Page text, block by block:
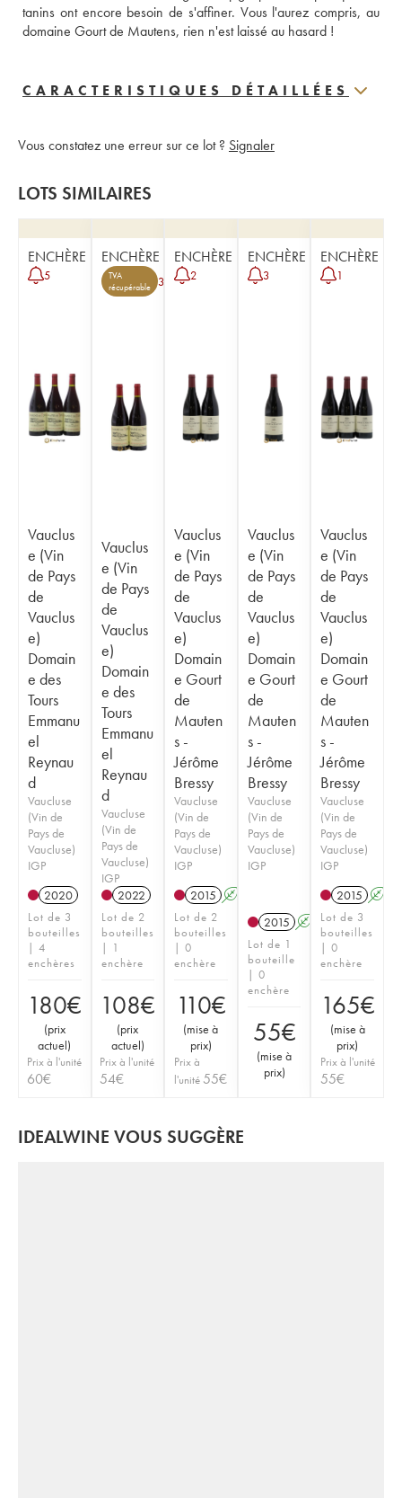
tanins ont encore besoin de s'affiner. Vous l'aurez compris, au
CARACTERISTIQUES DÉTAILLÉES
Vous constatez une erreur sur ce lot ? Signaler
LOTS SIMILAIRES
ENCHÈRE
5
Vauclus
e (Vin
de Pays
de
Vauclus
e)
Domain
e des
Tours
Emmanu
el
Reynau
d
Vaucluse
(Vin de
Pays de
Vaucluse)
IGP
2020
Lot de 3
bouteilles
| 4
enchères
180€
(prix
actuel)
Prix à l'unité
60€
ENCHÈRE
TVA
récupérable
3
Vauclus
e (Vin
de Pays
de
Vauclus
e)
Domain
e des
Tours
Emmanu
el
Reynau
d
Vaucluse
(Vin de
Pays de
Vaucluse)
IGP
2022
Lot de 2
bouteilles
| 1
enchère
108€
(prix
actuel)
Prix à l'unité
54€
ENCHÈRE
2
Vauclus
e (Vin
de Pays
de
Vauclus
e)
Domain
e Gourt
de
Mauten
s -
Jérôme
Bressy
Vaucluse
(Vin de
Pays de
Vaucluse)
IGP
2015 A
Lot de 2
bouteilles
| 0
enchère
110€
(mise à
prix)
Prix à
l'unité 55€
ENCHÈRE
3
Vauclus
e (Vin
de Pays
de
Vauclus
e)
Domain
e Gourt
de
Mauten
s -
Jérôme
Bressy
Vaucluse
(Vin de
Pays de
Vaucluse)
IGP
2015 A
Lot de 1
bouteille
| 0
enchère
55€
(mise à
prix)
ENCHÈRE
1
Vauclus
e (Vin
de Pays
de
Vauclus
e)
Domain
e Gourt
de
Mauten
s -
Jérôme
Bressy
Vaucluse
(Vin de
Pays de
Vaucluse)
IGP
2015 A
Lot de 3
bouteilles
| 0
enchère
165€
(mise à
prix)
Prix à l'unité
55€
IDEALWINE VOUS SUGGÈRE